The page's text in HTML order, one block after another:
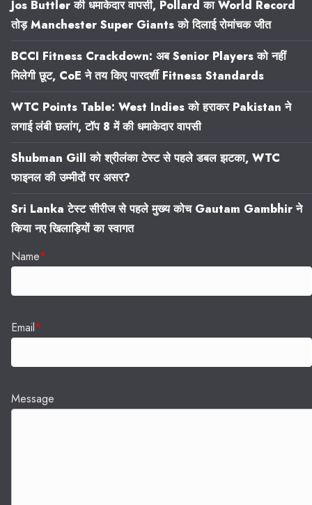
Jos Buttler की धमाकेदार वापसी, Pollard का World Record
तोड़ Manchester Super Giants को दिलाई रोमांचक जीत
BCCI Fitness Crackdown: अब Senior Players को नहीं
मिलेगी छूट, CoE ने तय किए पारदर्शी Fitness Standards
WTC Points Table: West Indies को हराकर Pakistan ने
लगाई लंबी छलांग, टॉप 8 में की धमाकेदार वापसी
Shubman Gill को श्रीलंका टेस्ट से पहले डबल झटका, WTC
फाइनल की उम्मीदों पर असर?
Sri Lanka टेस्ट सीरीज से पहले मुख्य कोच Gautam Gambhir ने
किया नए खिलाड़ियों का स्वागत
Name*
Email*
Message